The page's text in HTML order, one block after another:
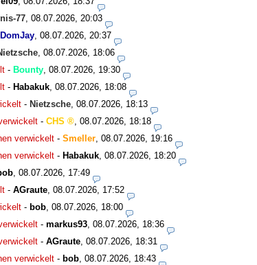
77, 08.07.2026, 20:03
DomJay, 08.07.2026, 20:37
, 08.07.2026, 18:06
- Bounty, 08.07.2026, 19:30
- Habakuk, 08.07.2026, 18:08
- Nietzsche, 08.07.2026, 18:13
- CHS , 08.07.2026, 18:18
verwickelt - Smeller, 08.07.2026, 19:16
verwickelt - Habakuk, 08.07.2026, 18:20
, 08.07.2026, 17:49
- AGraute, 08.07.2026, 17:52
- bob, 08.07.2026, 18:00
- markus93, 08.07.2026, 18:36
- AGraute, 08.07.2026, 18:31
verwickelt - bob, 08.07.2026, 18:43